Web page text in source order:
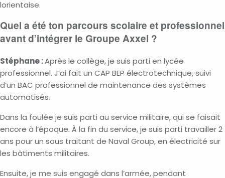
lorientaise.
Quel a été ton parcours scolaire et professionnel
avant d’intégrer le Groupe Axxel ?
Stéphane :Après le collège, je suis parti en lycée
professionnel. J’ai fait un CAP BEP électrotechnique, suivi
d’un BAC professionnel de maintenance des systèmes
automatisés.
Dans la foulée je suis parti au service militaire, qui se faisait
encore à l’époque. À la fin du service, je suis parti travailler 2
ans pour un sous traitant de Naval Group, en électricité sur
les bâtiments militaires.
Ensuite, je me suis engagé dans l’armée, pendant